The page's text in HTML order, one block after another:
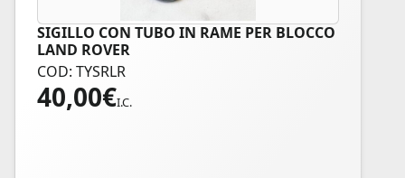
SIGILLO CON TUBO IN RAME PER BLOCCO
LAND ROVER
COD: TYSRLR
40,00€I.C.